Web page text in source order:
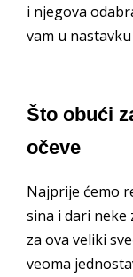
i njegova
vam u
Što obući
očeve
Najprije ćemo
sina i dari neke
za ova veliki
veoma